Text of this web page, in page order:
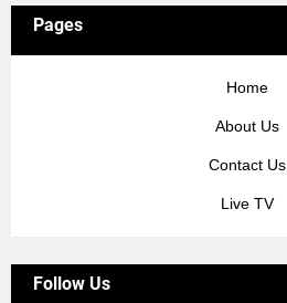
Pages
Home
About Us
Contact Us
Live TV
Follow Us